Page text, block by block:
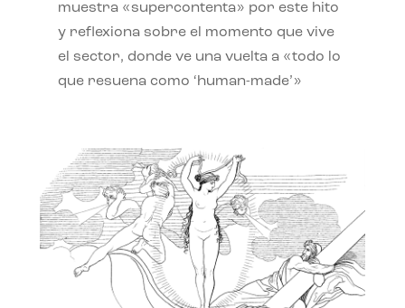
muestra «supercontenta» por este hito
y reflexiona sobre el momento que vive
el sector, donde ve una vuelta a «todo lo
que resuena como ‘human-made’»